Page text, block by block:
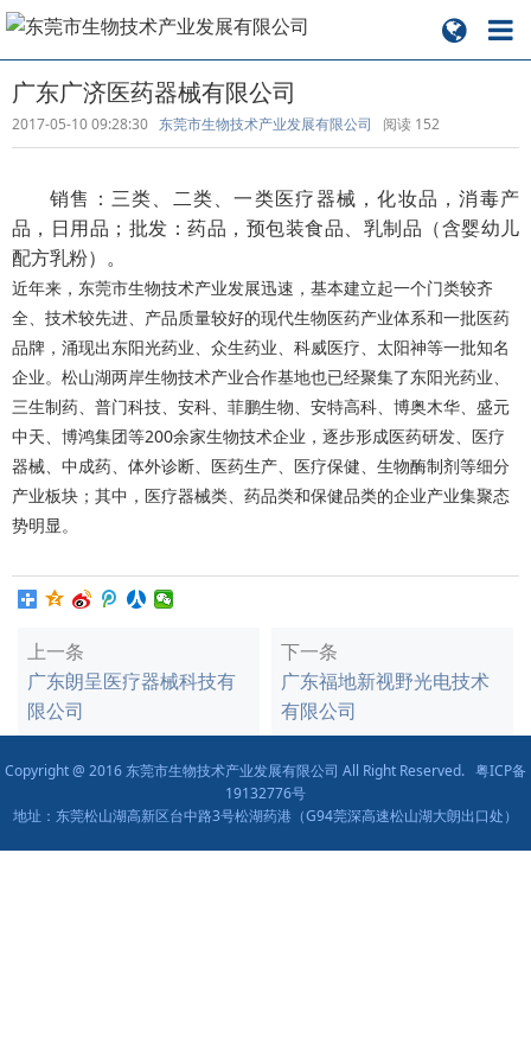
广东广济医药器械有限公司
2017-05-10 09:28:30 东莞市生物技术产业发展有限公司 阅读 152
销售：三类、二类、一类医疗器械，化妆品，消毒产
品，日用品；批发：药品，预包装食品、乳制品（含婴幼儿
配方乳粉）。
近年来，东莞市生物技术产业发展迅速，基本建立起一个门类较齐
全、技术较先进、产品质量较好的现代生物医药产业体系和一批医药
品牌，涌现出东阳光药业、众生药业、科威医疗、太阳神等一批知名
企业。松山湖两岸生物技术产业合作基地也已经聚集了东阳光药业、
三生制药、普门科技、安科、菲鹏生物、安特高科、博奥木华、盛元
中天、博鸿集团等200余家生物技术企业，逐步形成医药研发、医疗
器械、中成药、体外诊断、医药生产、医疗保健、生物酶制剂等细分
产业板块；其中，医疗器械类、药品类和保健品类的企业产业集聚态
势明显。
上一条
广东朗呈医疗器械科技有
限公司
下一条
广东福地新视野光电技术
有限公司
Copyright @ 2016 东莞市生物技术产业发展有限公司 All Right Reserved. 粤ICP备
19132776号
地址：东莞松山湖高新区台中路3号松湖药港（G94莞深高速松山湖大朗出口处）